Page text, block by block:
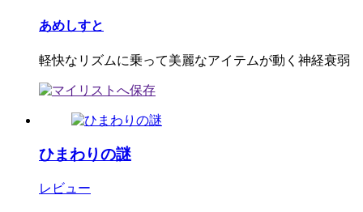
あめしすと
軽快なリズムに乗って美麗なアイテムが動く神経衰弱
ひまわりの謎
レビュー